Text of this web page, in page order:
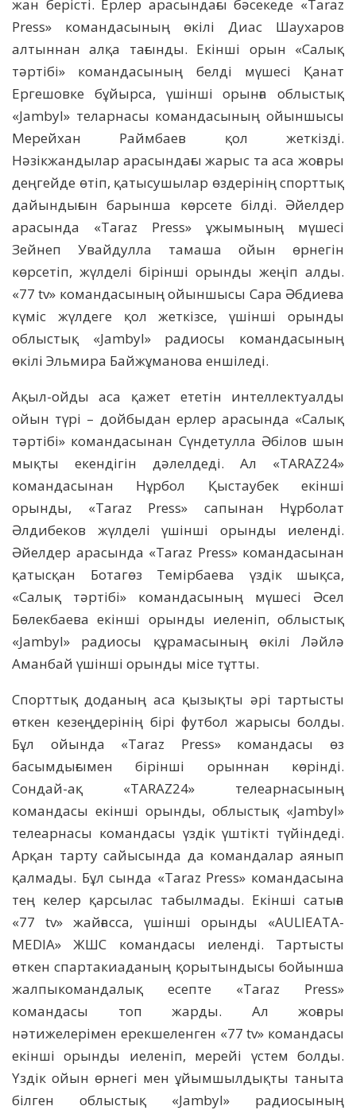
жан берісті. Ерлер арасындағы бәсекеде «Taraz
Press» командасының өкілі Диас Шаухаров
алтыннан алқа тағынды. Екінші орын «Салық
тәртібі» командасының белді мүшесі Қанат
Ергешовке бұйырса, үшінші орынға облыстық
«Jambyl» теларнасы командасының ойыншысы
Мерейхан Раймбаев қол жеткізді.
Нәзікжандылар арасындағы жарыс та аса жоғары
деңгейде өтіп, қатысушылар өздерінің спорттық
дайындығын барынша көрсете білді. Әйелдер
арасында «Taraz Press» ұжымының мүшесі
Зейнеп Увайдулла тамаша ойын өрнегін
көрсетіп, жүлделі бірінші орынды жеңіп алды.
«77 tv» командасының ойыншысы Сара Әбдиева
күміс жүлдеге қол жеткізсе, үшінші орынды
облыстық «Jambyl» радиосы командасының
өкілі Эльмира Байжұманова еншіледі.
Ақыл-ойды аса қажет ететін интеллектуалды
ойын түрі – дойбыдан ерлер арасында «Салық
тәртібі» командасынан Сүндетулла Әбілов шын
мықты екендігін дәлелдеді. Ал «TARAZ24»
командасынан Нұрбол Қыстаубек екінші
орынды, «Taraz Press» сапынан Нұрболат
Әлдибеков жүлделі үшінші орынды иеленді.
Әйелдер арасында «Taraz Press» командасынан
қатысқан Ботагөз Темірбаева үздік шықса,
«Салық тәртібі» командасының мүшесі Әсел
Бөлекбаева екінші орынды иеленіп, облыстық
«Jambyl» радиосы құрамасының өкілі Ләйлә
Аманбай үшінші орынды місе тұтты.
Спорттық доданың аса қызықты әрі тартысты
өткен кезеңдерінің бірі футбол жарысы болды.
Бұл ойында «Taraz Press» командасы өз
басымдығымен бірінші орыннан көрінді.
Сондай-ақ «TARAZ24» телеарнасының
командасы екінші орынды, облыстық «Jambyl»
телеарнасы командасы үздік үштікті түйіндеді.
Арқан тарту сайысында да командалар аянып
қалмады. Бұл сында «Taraz Press» командасына
тең келер қарсылас табылмады. Екінші сатыға
«77 tv» жайғасса, үшінші орынды «AULIEATA-
MEDIA» ЖШС командасы иеленді. Тартысты
өткен спартакиаданың қорытындысы бойынша
жалпыкомандалық есепте «Taraz Press»
командасы топ жарды. Ал жоғары
нәтижелерімен ерекшеленген «77 tv» командасы
екінші орынды иеленіп, мерейі үстем болды.
Үздік ойын өрнегі мен ұйымшылдықты таныта
білген облыстық «Jambyl» радиосының